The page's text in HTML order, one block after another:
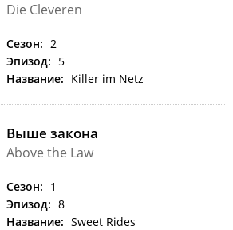
Die Cleveren
Сезон: 2
Эпизод: 5
Название: Killer im Netz
Выше закона
Above the Law
Сезон: 1
Эпизод: 8
Название: Sweet Rides